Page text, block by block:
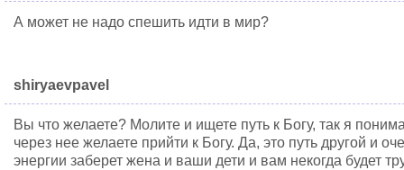
А может не надо спешить идти в мир?
shiryaevpavel
Вы что желаете? Молите и ищете путь к Богу, так я
через нее желаете прийти к Богу. Да, это путь другой и
энергии заберет жена и ваши дети и вам некогда будет